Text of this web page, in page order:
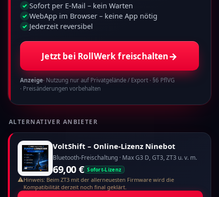
✓ Sofort per E-Mail – kein Warten
✓ WebApp im Browser – keine App nötig
✓ Jederzeit reversibel
Jetzt bei RollWerk freischalten→
Anzeige· Nutzung nur auf Privatgelände / Export · §6 PflVG
· Preisänderungen vorbehalten
ALTERNATIVER ANBIETER
VoltShift – Online-Lizenz Ninebot
Bluetooth-Freischaltung · Max G3 D, GT3, ZT3 u. v. m.
69,00 € Sofort-Lizenz
⚠Hinweis: Beim ZT3 mit der allerneuesten Firmware wird die
Kompatibilität derzeit noch final geklärt.